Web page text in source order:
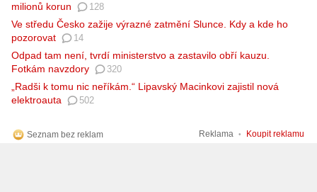
milionů korun
128
Ve středu Česko zažije výrazné zatmění Slunce. Kdy a kde ho
pozorovat
14
Odpad tam není, tvrdí ministerstvo a zastavilo obří kauzu.
Fotkám navzdory
320
„Radši k tomu nic neříkám.“ Lipavský Macinkovi zajistil nová
elektroauta
502
Seznam bez reklam Reklama Koupit reklamu